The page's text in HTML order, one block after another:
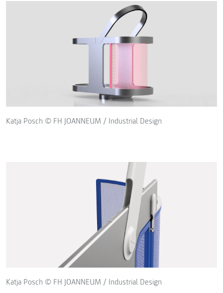
Katja Posch © FH JOANNEUM / Industrial Design
Katja Posch © FH JOANNEUM / Industrial Design